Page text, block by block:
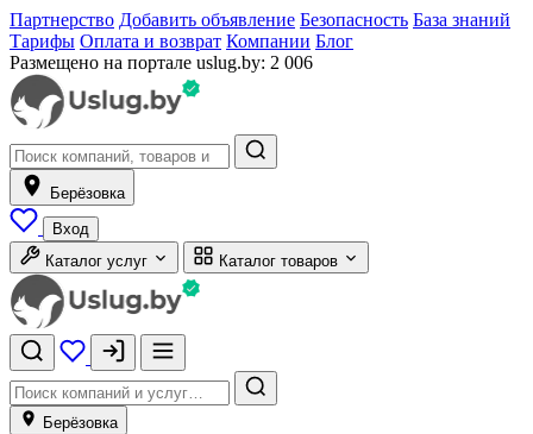
Партнерство Добавить объявление Безопасность База знаний
Тарифы Оплата и возврат Компании Блог
Размещено на портале uslug.by: 2 006
Берёзовка
Вход
Каталог услуг
Каталог товаров
Берёзовка